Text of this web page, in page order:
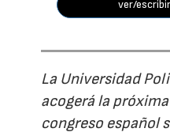
ver/
La Universidad
acogerá la
congreso español